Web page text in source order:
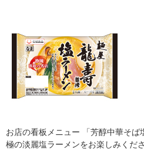
お店の看板メニュー 「芳醇中華そ
極の淡麗塩ラーメンをお楽しみくださ